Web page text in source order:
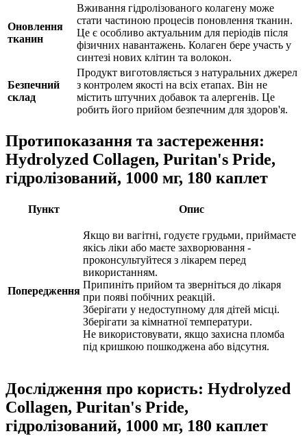
Оновлення
тканин
Вживання гідролізованого колагену може
стати частиною процесів поновлення тканин.
Це є особливо актуальним для періодів після
фізичних навантажень. Колаген бере участь у
синтезі нових клітин та волокон.
Безпечний
склад
Продукт виготовляється з натуральних джерел
з контролем якості на всіх етапах. Він не
містить штучних добавок та алергенів. Це
робить його прийом безпечним для здоров'я.
Протипоказання та застереження:
Hydrolyzed Collagen, Puritan's Pride,
гідролізований, 1000 мг, 180 каплет
Пункт Опис
Попередження
Якщо ви вагітні, годуєте грудьми, приймаєте
якісь ліки або маєте захворювання -
проконсультуйтеся з лікарем перед
використанням.
Припиніть прийом та зверніться до лікаря
при появі побічних реакцій.
Зберігати у недоступному для дітей місці.
Зберігати за кімнатної температури.
Не використовувати, якщо захисна пломба
під кришкою пошкоджена або відсутня.
Дослідження про користь: Hydrolyzed
Collagen, Puritan's Pride,
гідролізований, 1000 мг, 180 каплет